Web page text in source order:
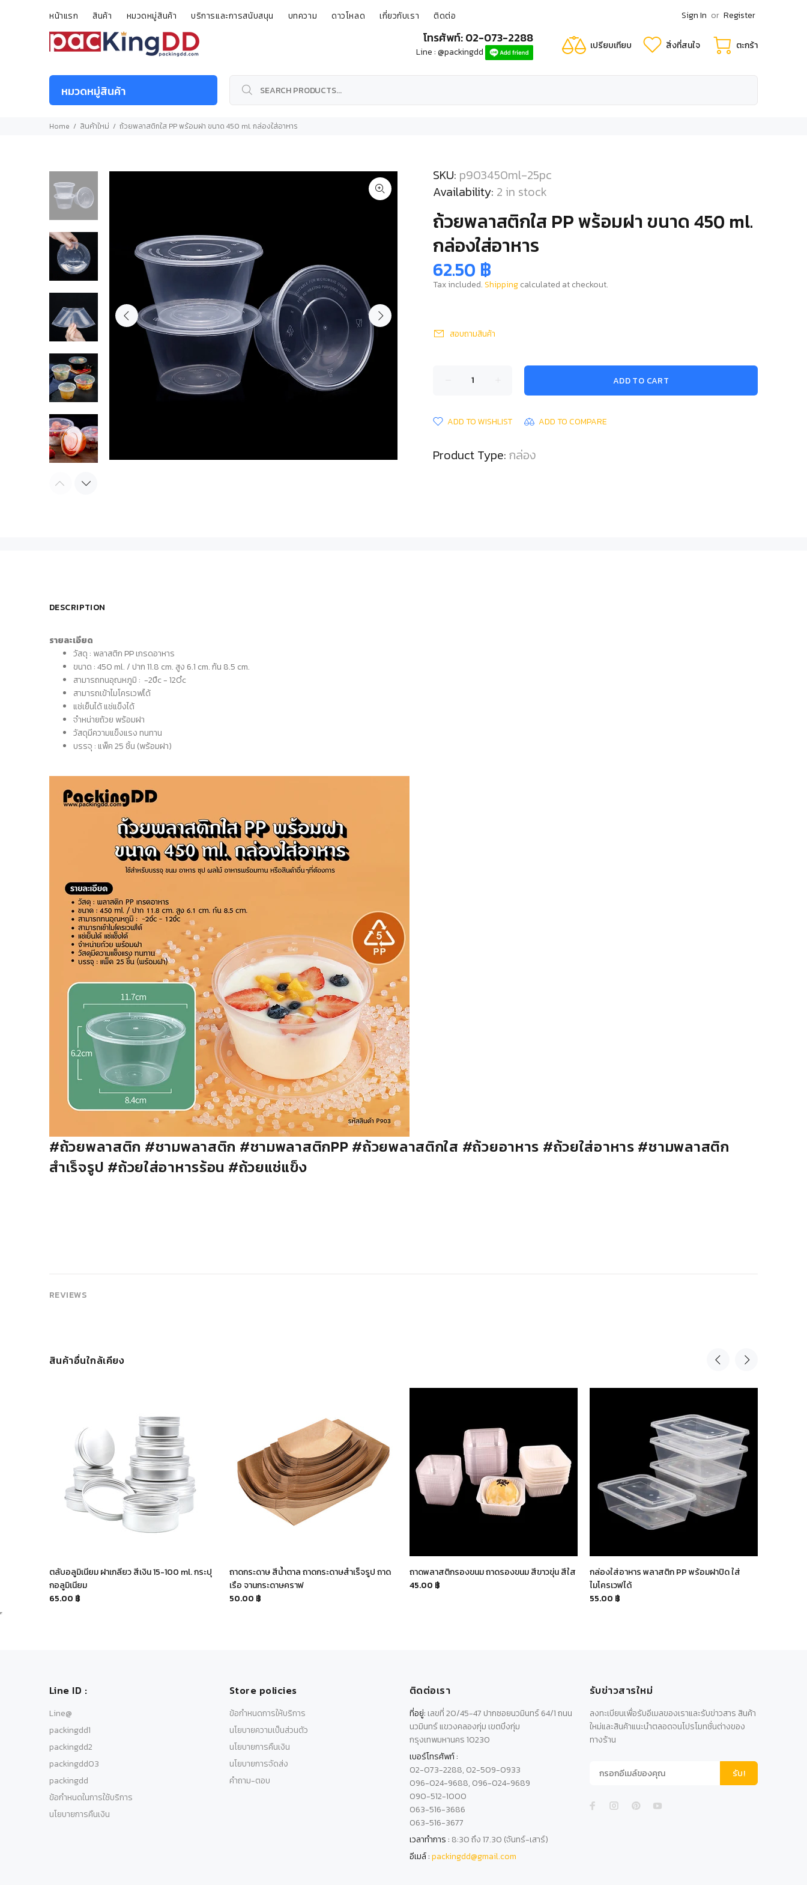
หน้าแรก สินค้า หมวดหมู่สินค้า บริการและการสนับสนุน บทความ ดาวโหลด เกี่ยวกับเรา ติดต่อ Sign In or Register
โทรศัพท์: 02-073-2288
Line : @packingdd
เปรียบเทียบ สิ่งที่สนใจ ตะกร้า
หมวดหมู่สินค้า
Home สินค้าใหม่ ถ้วยพลาสติกใส PP พร้อมฝา ขนาด 450 ml. กล่องใส่อาหาร
SKU: p903450ml-25pc
Availability: 2 in stock
ถ้วยพลาสติกใส PP พร้อมฝา ขนาด 450 ml.
กล่องใส่อาหาร
62.50 ฿
Tax included.Shippingcalculated at checkout.
สอบถามสินค้า
ADD TO CART
ADD TO WISHLIST ADD TO COMPARE
Product Type: กล่อง
DESCRIPTION
รายละเอียด
วัสดุ : พลาสติก PP เกรดอาหาร
ขนาด : 450 ml. / ปาก 11.8 cm. สูง 6.1 cm. ก้น 8.5 cm.
สามารถทนอุณหภูมิ : -20ํc - 120ํc
สามารถเข้าไมโครเวฟได้
แช่เย็นได้ แช่แข็งได้
จำหน่ายถ้วย พร้อมฝา
วัสดุมีความแข็งแรง ทนทาน
บรรจุ : แพ็ค 25 ชิ้น (พร้อมฝา)
#ถ้วยพลาสติก #ชามพลาสติก #ชามพลาสติกPP #ถ้วยพลาสติกใส #ถ้วยอาหาร #ถ้วยใส่อาหาร #ชามพลาสติก
สำเร็จรูป #ถ้วยใส่อาหารร้อน #ถ้วยแช่แข็ง
REVIEWS
สินค้าอื่นใกล้เคียง
ตลับอลูมิเนียม ฝาเกลียว สีเงิน 15-100 ml. กระปุ
กอลูมิเนียม
65.00 ฿
ถาดกระดาษ สีน้ำตาล ถาดกระดาษสำเร็จรูป ถาด
เรือ จานกระดาษคราฟ
50.00 ฿
ถาดพลาสติกรองขนม ถาดรองขนม สีขาวขุ่น สีใส
45.00 ฿
กล่องใส่อาหาร พลาสติก PP พร้อมฝาปิด ใส่
ไมโครเวฟได้
55.00 ฿
Line ID :
Line@
packingdd1
packingdd2
packingdd03
packingdd
ข้อกำหนดในการใช้บริการ
นโยบายการคืนเงิน
Store policies
ข้อกำหนดการให้บริการ
นโยบายความเป็นส่วนตัว
นโยบายการคืนเงิน
นโยบายการจัดส่ง
คำถาม-ตอบ
ติดต่อเรา
ที่อยู่: เลขที่ 20/45-47 ปากซอยนวมินทร์ 64/1 ถนน
นวมินทร์ แขวงคลองกุ่ม เขตบึงกุ่ม
กรุงเทพมหานคร 10230
เบอร์โทรศัพท์ :
02-073-2288, 02-509-0933
096-024-9688, 096-024-9689
090-512-1000
063-516-3686
063-516-3677
เวลาทำการ : 8:30 ถึง 17.30 (จันทร์-เสาร์)
อีเมล์ :packingdd@gmail.com
รับข่าวสารใหม่
ลงทะเบียนเพื่อรับอีเมลของเราและรับข่าวสาร สินค้า
ใหม่และสินค้าแนะนำตลอดจนโปรโมทชั่นต่างของ
ทางร้าน
รับ!